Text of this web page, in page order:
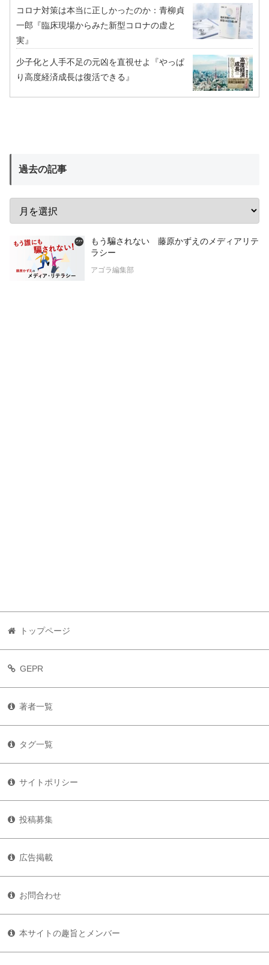
コロナ対策は本当に正しかったのか：青柳貞
一郎『臨床現場からみた新型コロナの虚と
実』
少子化と人手不足の元凶を直視せよ『やっぱ
り高度経済成長は復活できる』
過去の記事
もう騙されない 藤原かずえのメディアリテ
ラシー
アゴラ編集部
トップページ
GEPR
著者一覧
タグ一覧
サイトポリシー
投稿募集
広告掲載
お問合わせ
本サイトの趣旨とメンバー